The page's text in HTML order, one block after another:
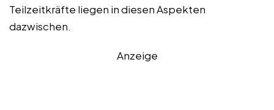
Teilzeitkräfte liegen in diesen Aspekten
dazwischen.
Anzeige